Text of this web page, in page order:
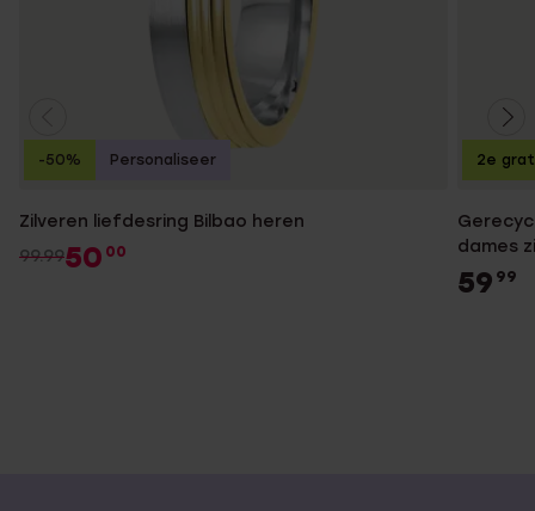
Zilveren liefdesring Bilbao heren
99.9950 00
-50% Personaliseer
dames
59 99
2e